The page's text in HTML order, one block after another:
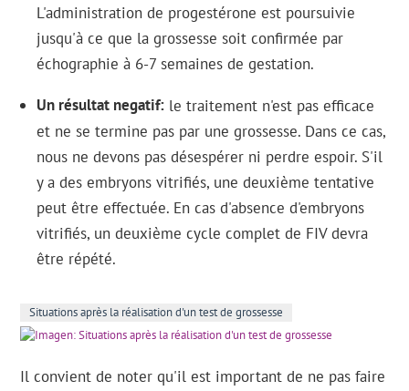
L'administration de progestérone est poursuivie
jusqu'à ce que la grossesse soit confirmée par
échographie à 6-7 semaines de gestation.
Un résultat negatif le traitement n'est pas efficace
et ne se termine pas par une grossesse. Dans ce cas,
nous ne devons pas désespérer ni perdre espoir. S'il
y a des embryons vitrifiés, une deuxième tentative
peut être effectuée. En cas d'absence d'embryons
vitrifiés, un deuxième cycle complet de FIV devra
être répété.
Situations après la réalisation d'un test de grossesse
Il convient de noter qu'il est important de ne pas faire